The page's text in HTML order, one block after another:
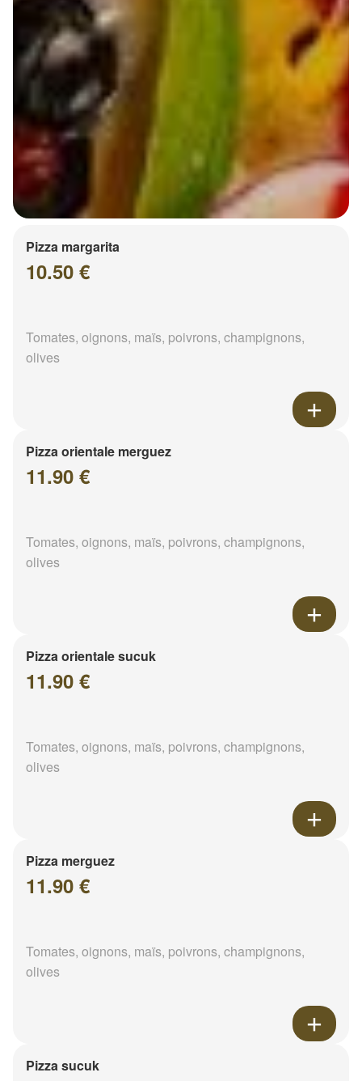
Pizza margarita
10.50 €
Tomates, oignons, maïs, poivrons, champignons,
olives
Pizza orientale merguez
11.90 €
Tomates, oignons, maïs, poivrons, champignons,
olives
Pizza orientale sucuk
11.90 €
Tomates, oignons, maïs, poivrons, champignons,
olives
Pizza merguez
11.90 €
Tomates, oignons, maïs, poivrons, champignons,
olives
Pizza sucuk